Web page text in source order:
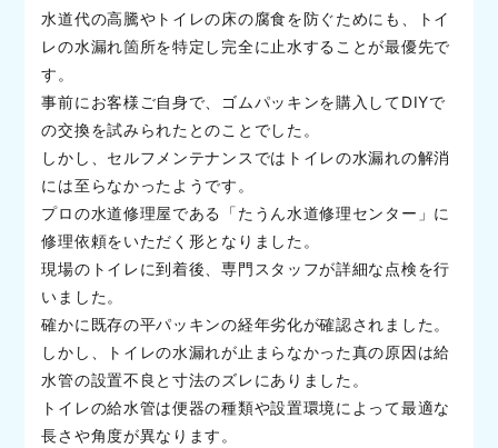
水道代の高騰やトイレの床の腐食を防ぐためにも、トイ
レの水漏れ箇所を特定し完全に止水することが最優先で
す。
事前にお客様ご自身で、ゴムパッキンを購入してDIYで
の交換を試みられたとのことでした。
しかし、セルフメンテナンスではトイレの水漏れの解消
には至らなかったようです。
プロの水道修理屋である「たうん水道修理センター」に
修理依頼をいただく形となりました。
現場のトイレに到着後、専門スタッフが詳細な点検を行
いました。
確かに既存の平パッキンの経年劣化が確認されました。
しかし、トイレの水漏れが止まらなかった真の原因は給
水管の設置不良と寸法のズレにありました。
トイレの給水管は便器の種類や設置環境によって最適な
長さや角度が異なります。